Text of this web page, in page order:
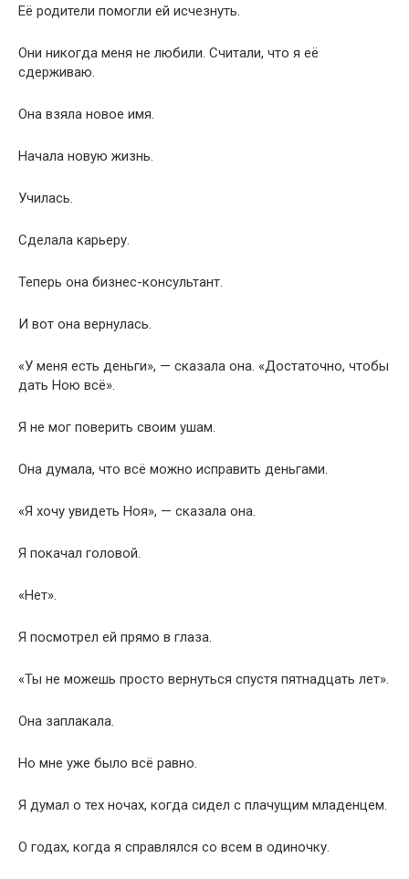
Её родители помогли ей исчезнуть.
Они никогда меня не любили. Считали, что я её
сдерживаю.
Она взяла новое имя.
Начала новую жизнь.
Училась.
Сделала карьеру.
Теперь она бизнес-консультант.
И вот она вернулась.
«У меня есть деньги», — сказала она. «Достаточно, чтобы
дать Ною всё».
Я не мог поверить своим ушам.
Она думала, что всё можно исправить деньгами.
«Я хочу увидеть Ноя», — сказала она.
Я покачал головой.
«Нет».
Я посмотрел ей прямо в глаза.
«Ты не можешь просто вернуться спустя пятнадцать лет».
Она заплакала.
Но мне уже было всё равно.
Я думал о тех ночах, когда сидел с плачущим младенцем.
О годах, когда я справлялся со всем в одиночку.